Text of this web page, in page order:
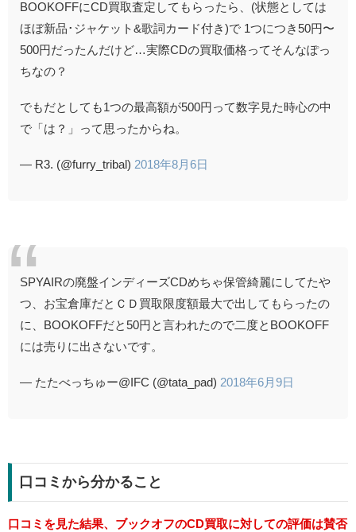
BOOKOFFにCD買取査定してもらったら、(状態としては
ほぼ新品･ジャケット&歌詞カード付き)で 1つにつき50円〜
500円だったんだけど…実際CDの買取価格ってそんなぽっ
ちなの？
でもだとしても1つの最高額が500円って数字見た時心の中
で「は？」って思ったからね。
— R3. (@furry_tribal) 2018年8月6日
SPYAIRの廃盤インディーズCDめちゃ保管綺麗にしてたや
つ、お宝倉庫だとＣＤ買取限度額最大で出してもらったの
に、BOOKOFFだと50円と言われたので二度とBOOKOFF
には売りに出さないです。
— たたべっちゅー@IFC (@tata_pad) 2018年6月9日
口コミから分かること
口コミを見た結果、ブックオフのCD買取に対しての評価は賛否